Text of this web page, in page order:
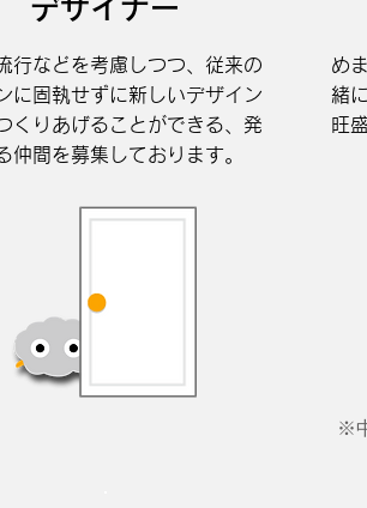
デザイナー
行などを考慮しつつ、従来の
に固執せずに新しいデザイン
くりあげることができる、発
仲間を募集しております。
め
緒
旺
​※